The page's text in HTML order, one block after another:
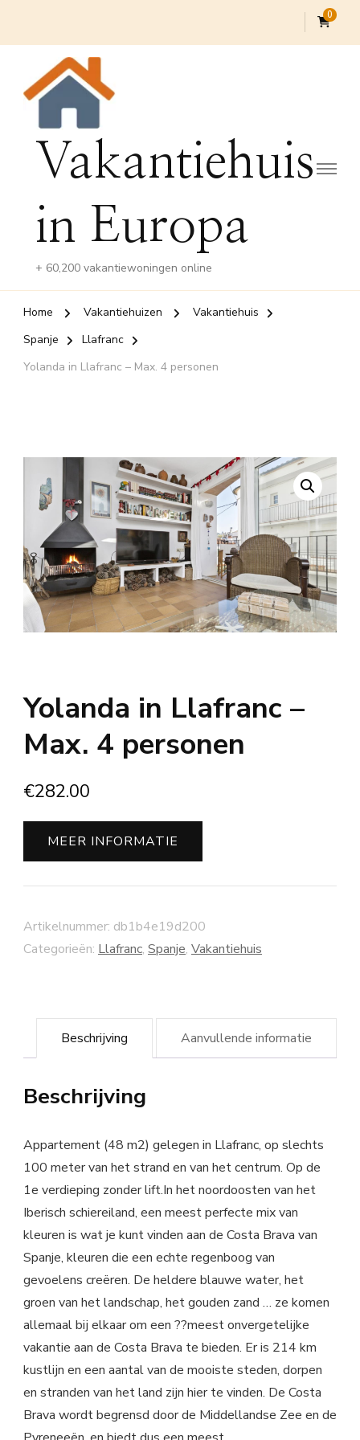
0
Vakantiehuis
in Europa
+ 60,200 vakantiewoningen online
Home Vakantiehuizen
Vakantiehuis
Spanje
Llafranc
Yolanda in Llafranc – Max. 4 personen
Yolanda in Llafranc –
Max. 4 personen
€282.00
MEER INFORMATIE
Artikelnummer: db1b4e19d200
Categorieën: Llafranc, Spanje, Vakantiehuis
Beschrijving Aanvullende informatie
Beschrijving
Appartement (48 m2) gelegen in Llafranc, op slechts
100 meter van het strand en van het centrum. Op de
1e verdieping zonder lift.In het noordoosten van het
Iberisch schiereiland, een meest perfecte mix van
kleuren is wat je kunt vinden aan de Costa Brava van
Spanje, kleuren die een echte regenboog van
gevoelens creëren. De heldere blauwe water, het
groen van het landschap, het gouden zand … ze komen
allemaal bij elkaar om een ??meest onvergetelijke
vakantie aan de Costa Brava te bieden. Er is 214 km
kustlijn en een aantal van de mooiste steden, dorpen
en stranden van het land zijn hier te vinden. De Costa
Brava wordt begrensd door de Middellandse Zee en de